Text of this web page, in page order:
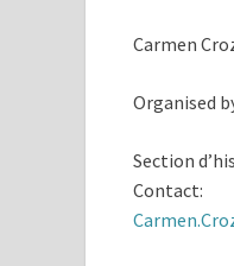
Carmen
Organised
Section
Contact: